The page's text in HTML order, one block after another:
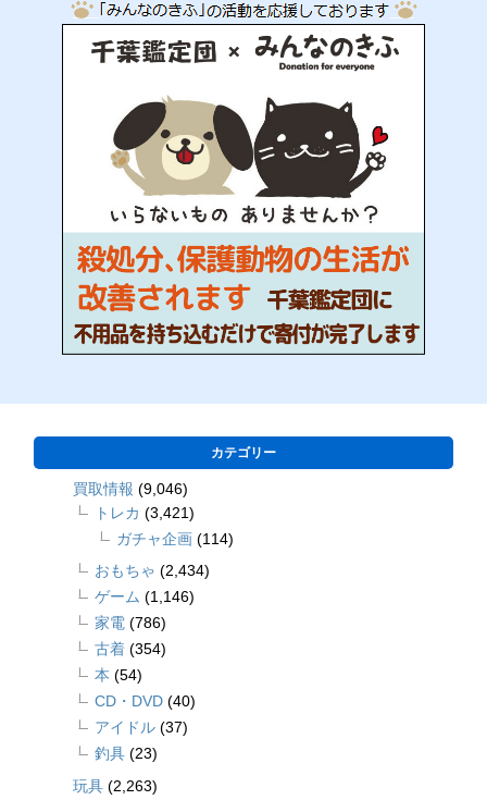
カテゴリー
買取情報 (9,046)
トレカ (3,421)
ガチャ企画 (114)
おもちゃ (2,434)
ゲーム (1,146)
家電 (786)
古着 (354)
本 (54)
CD・DVD (40)
アイドル (37)
釣具 (23)
玩具 (2,263)